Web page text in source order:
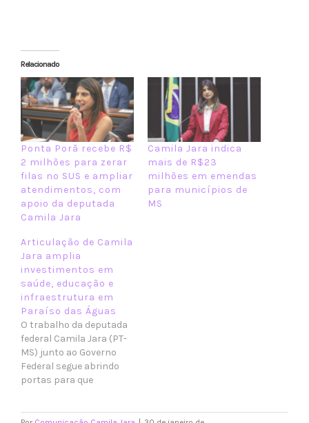
Relacionado
Ponta Porã recebe R$
2 milhões para zerar
filas no SUS e ampliar
atendimentos, com
apoio da deputada
Camila Jara
Camila Jara indica
mais de R$23
milhões em emendas
para municípios de
MS
Articulação de Camila
Jara amplia
investimentos em
saúde, educação e
infraestrutura em
Paraíso das Águas
O trabalho da deputada
federal Camila Jara (PT-
MS) junto ao Governo
Federal segue abrindo
portas para que